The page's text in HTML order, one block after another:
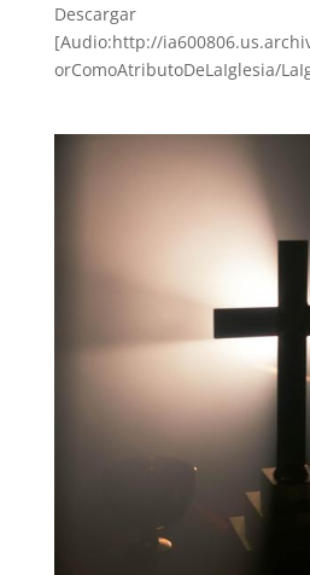
Descargar
[Audio:http://
orComoAtributoDeLaIglesia/